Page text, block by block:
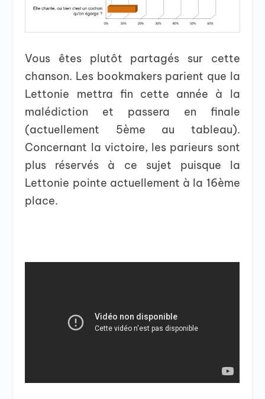
Vous êtes plutôt partagés sur cette
chanson. Les bookmakers parient que la
Lettonie mettra fin cette année à la
malédiction et passera en finale
(actuellement 5ème au tableau).
Concernant la victoire, les parieurs sont
plus réservés à ce sujet puisque la
Lettonie pointe actuellement à la 16ème
place.